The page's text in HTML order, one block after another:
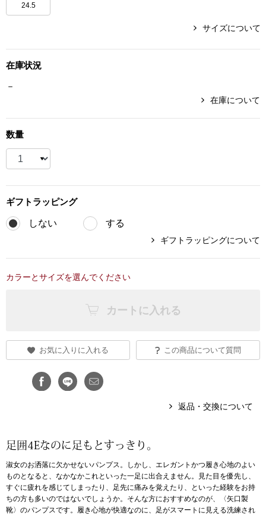
ランド
集
タログ
すべて見る
／チュニック
アンダーウェア
バッグ
クラッチバッグ
リュック･バッ
スーツケース
その他
24.5
サイズについて
在庫状況
－
在庫について
数量
ギフト ラッピング
しない する
ギフトラッピングについて
カラーとサイズを選んでください
カートに入れる
お気に入りに入れる この商品について質問
返品・交換について
足囲4Eなのに足もとすっきり。
淑女のお洒落に欠かせないパンプス。しかし、エレガントかつ履き心地のよい
ものとなると、なかなかこれといった一足に出合えません。見た目を優先し、
すぐに疲れを感じてしまったり、足先に痛みを覚えたり、といった経験をお持
ちの方も多いのではないでしょうか。そんな方におすすめなのが、〈矢口製
靴〉のパンプスです。履き心地が快適なのに、足がスマートに見える洗練され